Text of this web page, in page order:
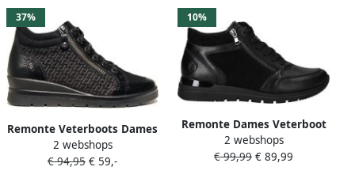
37%
Remonte Veterboots Dames
Zwart
2 webshops
€ 94,95 € 59,-
10%
Remonte Dames Veterboot
R6776-02 Zwart
2 webshops
€ 99,99 € 89,99